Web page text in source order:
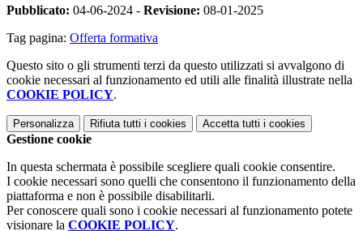
Pubblicato: 04-06-2024 - Revisione: 08-01-2025
Tag pagina: Offerta formativa
Questo sito o gli strumenti terzi da questo utilizzati si avvalgono di
cookie necessari al funzionamento ed utili alle finalità illustrate nella
COOKIE POLICY.
Personalizza Rifiuta tutti i cookies Accetta tutti i cookies
Gestione cookie
In questa schermata è possibile scegliere quali cookie consentire.
I cookie necessari sono quelli che consentono il funzionamento della
piattaforma e non è possibile disabilitarli.
Per conoscere quali sono i cookie necessari al funzionamento potete
visionare la COOKIE POLICY.